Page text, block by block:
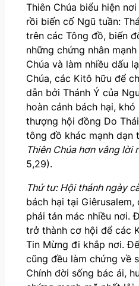
Thiên Chúa biểu hiện
rồi biến cố Ngũ tuần:
trên các Tông đồ, biến
những chứng nhân
Chúa và làm nhiều dấu
Chúa, các Kitô hữu để
dẫn bởi Thánh Ý của
hoàn cảnh bách hại,
thượng hội đồng Do
tông đồ khác mạnh dạn
Thiên Chúa hơn vâng lời
5,29).
Thứ tư: Hội thánh ngày
bách hại tại
phải tản mác nhiều nơi.
trở thành cơ hội để các
Tin Mừng đi khắp nơi.
cũng đều làm chứng về
Chính đời sống bác ái,